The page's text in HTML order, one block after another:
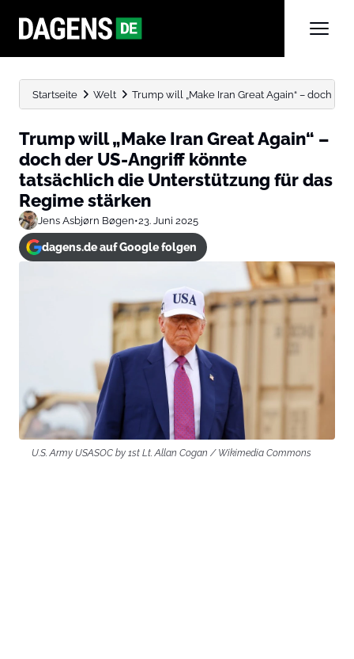
Startseite Welt Trump will „Make Iran Great Again“ – doch der
Trump will „Make Iran Great Again“ –
doch der US-Angriff könnte
tatsächlich die Unterstützung für das
Regime stärken
Jens Asbjørn Bøgen•23. Juni 2025
dagens.de auf Google folgen
U.S. Army USASOC by 1st Lt. Allan Cogan / Wikimedia Commons